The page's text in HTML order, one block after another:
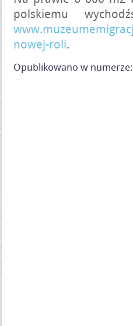
polskiemu
nowej-roli.
Opublikowano w numerze: